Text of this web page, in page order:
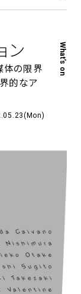
山
成・支援を目的
ートフェスティ
オリジナルプ
ン
体の限界
的なア
What’s on